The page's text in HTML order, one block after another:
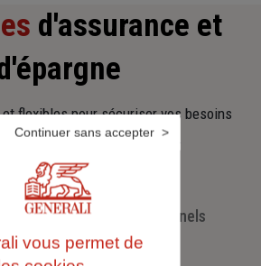
d'assurance et
flexibles pour sécuriser vos besoins
et anticiper ceux de demain.
Pour les professionnels
vous permet de
Continuer sans accepter